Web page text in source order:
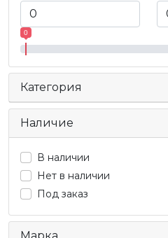
0
Наличие
В наличии
Нет в наличии
Под заказ
Категория